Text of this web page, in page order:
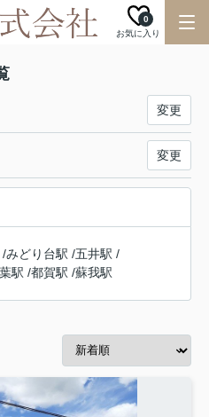
お気に入り
0
変更
変更
/みどり台駅 /五井駅 /
駅 /都賀駅 /蘇我駅